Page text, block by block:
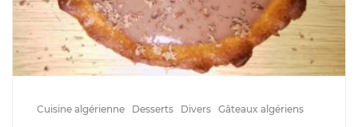
Cuisine algérienne Desserts Divers Gâteaux algériens